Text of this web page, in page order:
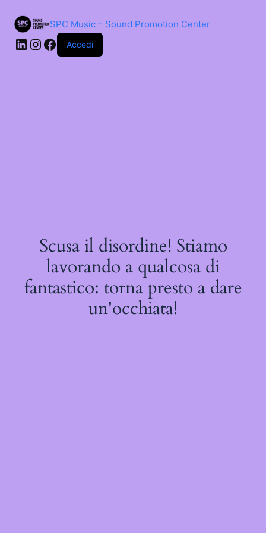
contenuto
SPC Music – Sound Promotion Center
LinkedIn
Instagram
Facebook
Accedi
Scusa il disordine! Stiamo
lavorando a qualcosa di
fantastico: torna presto a dare
un'occhiata!